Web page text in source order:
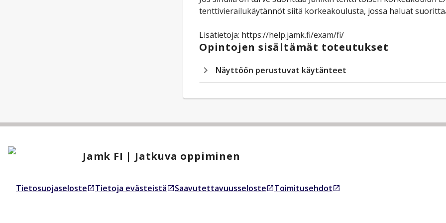
tenttivierailukäytännöt siitä korkeakoulusta, jossa haluat
Lisätietoja: https://help.jamk.fi/exam/fi/
Opintojen sisältämät toteutukset
Näyttöön perustuvat käytänteet
Jamk FI | Jatkuva oppiminen
Tietosuojaseloste
Avautuu uudessa välilehdessä
Tietoja evästeistä
Avautuu uudessa välilehdessäSaavutettavuusseloste
Avautuu uudessa välilehdessäToimitusehdot
Avautuu uudessa välilehdessä